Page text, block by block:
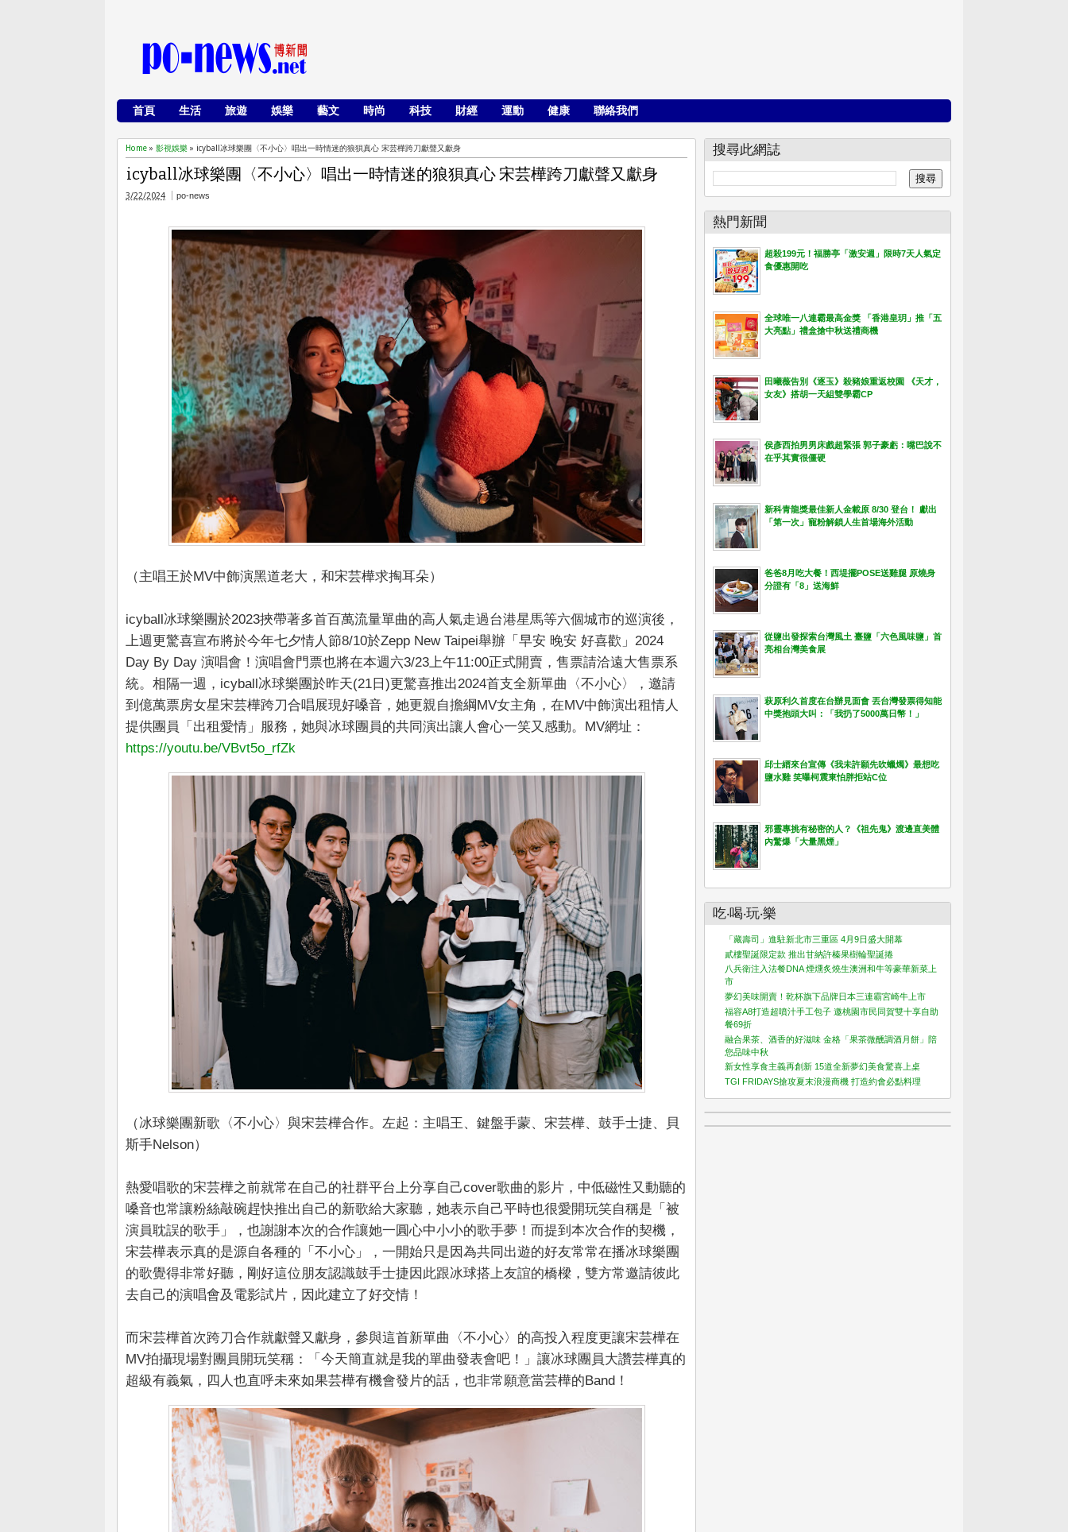
首頁 生活 旅遊 娛樂 藝文 時尚 科技 財經 運動 健康 聯絡我們
Home » 影視娛樂 » icyball冰球樂團〈不小心〉唱出一時情迷的狼狽真心 宋芸樺跨刀獻聲又獻身
icyball冰球樂團〈不小心〉唱出一時情迷的狼狽真心 宋芸樺跨刀獻聲又獻身
3/22/2024 po-news
（主唱王於MV中飾演黑道老大，和宋芸樺求掏耳朵）
icyball冰球樂團於2023挾帶著多首百萬流量單曲的高人氣走過台港星馬等六個城市的巡演後，
上週更驚喜宣布將於今年七夕情人節8/10於Zepp New Taipei舉辦「早安 晚安 好喜歡」2024
Day By Day 演唱會！演唱會門票也將在本週六3/23上午11:00正式開賣，售票請洽遠大售票系
統。相隔一週，icyball冰球樂團於昨天(21日)更驚喜推出2024首支全新單曲〈不小心〉，邀請
到億萬票房女星宋芸樺跨刀合唱展現好嗓音，她更親自擔綱MV女主角，在MV中飾演出租情人
提供團員「出租愛情」服務，她與冰球團員的共同演出讓人會心一笑又感動。MV網址：
https://youtu.be/VBvt5o_rfZk
（冰球樂團新歌〈不小心〉與宋芸樺合作。左起：主唱王、鍵盤手蒙、宋芸樺、鼓手士捷、貝
斯手Nelson）
熱愛唱歌的宋芸樺之前就常在自己的社群平台上分享自己cover歌曲的影片，中低磁性又動聽的
嗓音也常讓粉絲敲碗趕快推出自己的新歌給大家聽，她表示自己平時也很愛開玩笑自稱是「被
演員耽誤的歌手」，也謝謝本次的合作讓她一圓心中小小的歌手夢！而提到本次合作的契機，
宋芸樺表示真的是源自各種的「不小心」，一開始只是因為共同出遊的好友常常在播冰球樂團
的歌覺得非常好聽，剛好這位朋友認識鼓手士捷因此跟冰球搭上友誼的橋樑，雙方常邀請彼此
去自己的演唱會及電影試片，因此建立了好交情！
而宋芸樺首次跨刀合作就獻聲又獻身，參與這首新單曲〈不小心〉的高投入程度更讓宋芸樺在
MV拍攝現場對團員開玩笑稱：「今天簡直就是我的單曲發表會吧！」讓冰球團員大讚芸樺真的
超級有義氣，四人也直呼未來如果芸樺有機會發片的話，也非常願意當芸樺的Band！
搜尋此網誌
熱門新聞
超殺199元！福勝亭「激安週」限時7天人氣定
食優惠開吃
全球唯一八連霸最高金獎 「香港皇玥」推「五
大亮點」禮盒搶中秋送禮商機
田曦薇告別《逐玉》殺豬娘重返校園 《天才，
女友》搭胡一天組雙學霸CP
侯彥西拍男男床戲超緊張 郭子豪虧：嘴巴說不
在乎其實很僵硬
新科青龍獎最佳新人金載原 8/30 登台！ 獻出
「第一次」寵粉解鎖人生首場海外活動
爸爸8月吃大餐！西堤擺POSE送雞腿 原燒身
分證有「8」送海鮮
從鹽出發探索台灣風土 臺鹽「六色風味鹽」首
亮相台灣美食展
萩原利久首度在台辦見面會 丟台灣發票得知能
中獎抱頭大叫：「我扔了5000萬日幣！」
邱士縉來台宣傳《我未許願先吹蠟燭》最想吃
鹽水雞 笑曝柯震東怕胖拒站C位
邪靈專挑有秘密的人？《祖先鬼》渡邊直美體
內驚爆「大量黑煙」
吃‧喝‧玩‧樂
「藏壽司」進駐新北市三重區 4月9日盛大開幕
貳樓聖誕限定款 推出甘納許榛果樹輪聖誕捲
八兵衛注入法餐DNA 煙燻炙燒生澳洲和牛等豪華新菜上
市
夢幻美味開賣！乾杯旗下品牌日本三連霸宮崎牛上市
福容A8打造超噴汁手工包子 邀桃園市民同賀雙十享自助
餐69折
融合果茶、酒香的好滋味 金格「果茶微醺調酒月餅」陪
您品味中秋
新女性享食主義再創新 15道全新夢幻美食驚喜上桌
TGI FRIDAYS搶攻夏末浪漫商機 打造約會必點料理